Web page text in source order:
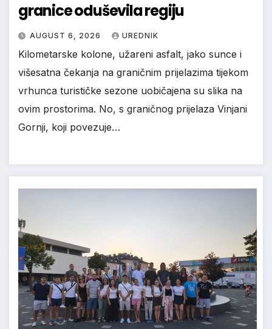
granice oduševila regiju
AUGUST 6, 2026 UREDNIK
Kilometarske kolone, užareni asfalt, jako sunce i
višesatna čekanja na graničnim prijelazima tijekom
vrhunca turističke sezone uobičajena su slika na
ovim prostorima. No, s graničnog prijelaza Vinjani
Gornji, koji povezuje…